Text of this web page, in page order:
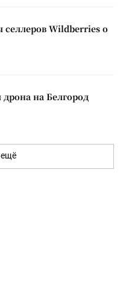
Wildberries о
на Белгород